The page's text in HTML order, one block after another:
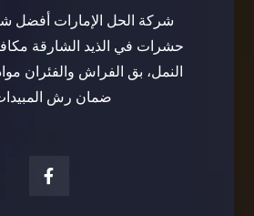
شركة الحل الإمارات أفضل
حشرات في الذيد الشارقة
النمل، بق الفراش والفئران
ضمان رش